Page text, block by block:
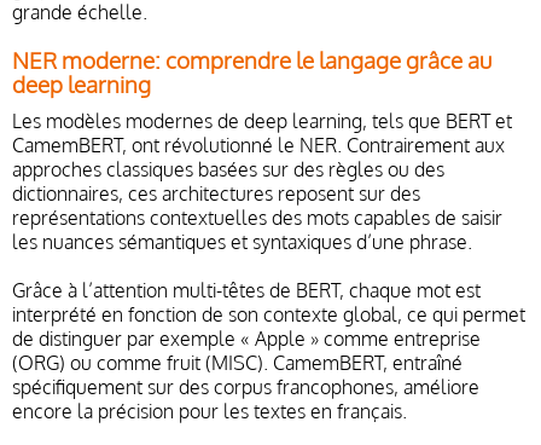
grande échelle.
NER moderne: comprendre le langage grâce au
deep learning
Les modèles modernes de deep learning, tels que BERT et
CamemBERT, ont révolutionné le NER. Contrairement aux
approches classiques basées sur des règles ou des
dictionnaires, ces architectures reposent sur des
représentations contextuelles des mots capables de saisir
les nuances sémantiques et syntaxiques d’une phrase.
Grâce à l’attention multi-têtes de BERT, chaque mot est
interprété en fonction de son contexte global, ce qui permet
de distinguer par exemple « Apple » comme entreprise
(ORG) ou comme fruit (MISC). CamemBERT, entraîné
spécifiquement sur des corpus francophones, améliore
encore la précision pour les textes en français.